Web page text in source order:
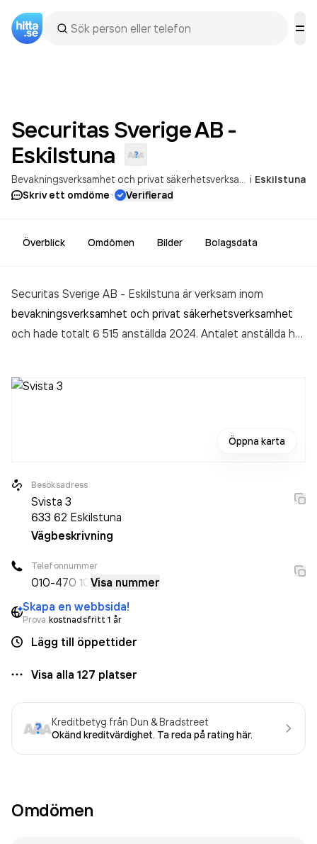
Securitas Sverige AB -
Eskilstuna
i Eskilstuna
Skriv ett omdöme· Verifierad
Överblick Omdömen Bilder Bolagsdata
Securitas Sverige AB - Eskilstuna är verksam inom
bevakningsverksamhet och privat säkerhetsverksamhet
och hade totalt 6 515 anställda 2024. Antalet anställda har
aktivt sedan 1972. Securitas Sverige AB - Eskilstuna
Öppna karta
Besöksadress
Svista 3
633 62 Eskilstuna
Vägbeskrivning
Telefonnummer
010-470 10 Visa nummer
Skapa en webbsida!
Prova kostnadsfritt 1 år
Lägg till öppettider
Visa alla 127 platser
Kreditbetyg från Dun & Bradstreet
Okänd kreditvärdighet. Ta reda på rating här.
Omdömen